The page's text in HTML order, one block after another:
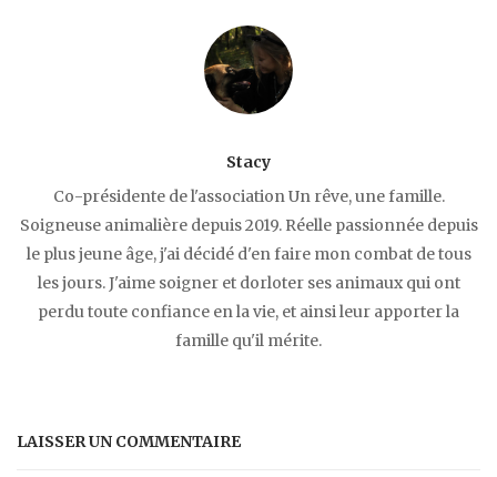
Stacy
Co-présidente de l'association Un rêve, une famille.
Soigneuse animalière depuis 2019​. Réelle passionnée depuis
le plus jeune âge, j'ai décidé d'en faire mon combat de tous
les jours. J'aime soigner et dorloter ses animaux qui ont
perdu toute confiance en la vie, et ainsi leur apporter la
famille qu'il mérite.
LAISSER UN COMMENTAIRE